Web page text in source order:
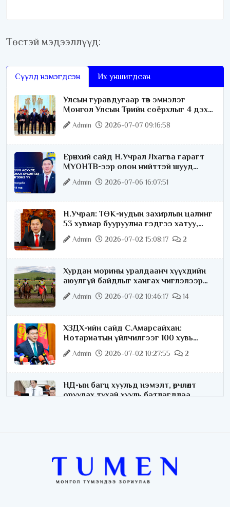
Төстэй мэдээллүүд:
Сүүлд нэмэгдсэн Их уншигдсан
Улсын гуравдугаар төв эмнэлэг
Монгол Улсын Төрийн соёрхлыг 4 дэх
удаагаа хүртлээ
Admin 2026-07-07 09:16:58
Ерөнхий сайд Н.Учрал Лхагва гарагт
МҮОНТВ-ээр олон нийттэй шууд
ярилцана
Admin 2026-07-06 16:07:51
Н.Учрал: ТӨК-иудын захирлын цалинг
53 хувиар бууруулна гэдгээ хатуу,
хариуцлагатайгаар хэлье
Admin 2026-07-02 15:08:17 2
Хурдан морины уралдаанч хүүхдийн
аюулгүй байдлыг хангах чиглэлээр
ажиллаж байна
Admin 2026-07-02 10:46:17 14
ХЗДХ-ийн сайд С.Амарсайхан:
Нотариатын үйлчилгээг 100 хувь
цахимжуулна
Admin 2026-07-02 10:27:55 2
НД-ын багц хуульд нэмэлт, өөрчлөлт
оруулах тухай хууль батлагдлаа
хяналт тавина
Admin 2026-07-02 09:10:46